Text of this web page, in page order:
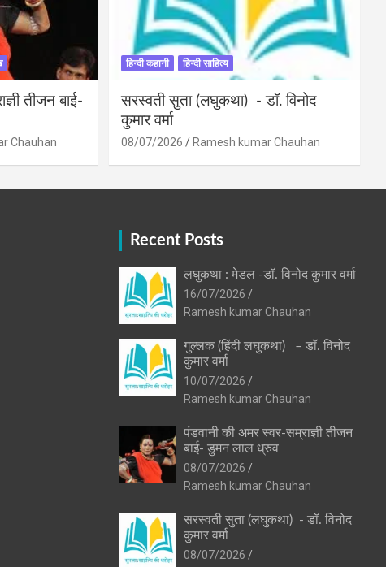
तीजन बाई-
Chauhan
हिन्दी कहानी हिन्दी साहित्य
सरस्वती सुता (लघुकथा) ​- डॉ. विनोद
कुमार वर्मा
08/07/2026 Ramesh kumar Chauhan
Recent Posts
लघुकथा : मेडल -डॉ. विनोद कुमार वर्मा
16/07/2026
Ramesh kumar Chauhan
गुल्लक (हिंदी लघुकथा) – डॉ. विनोद
कुमार वर्मा
10/07/2026
Ramesh kumar Chauhan
पंडवानी की अमर स्वर-सम्राज्ञी तीजन
बाई- डुमन लाल ध्रुव
08/07/2026
Ramesh kumar Chauhan
सरस्वती सुता (लघुकथा) ​- डॉ. विनोद
कुमार वर्मा
08/07/2026